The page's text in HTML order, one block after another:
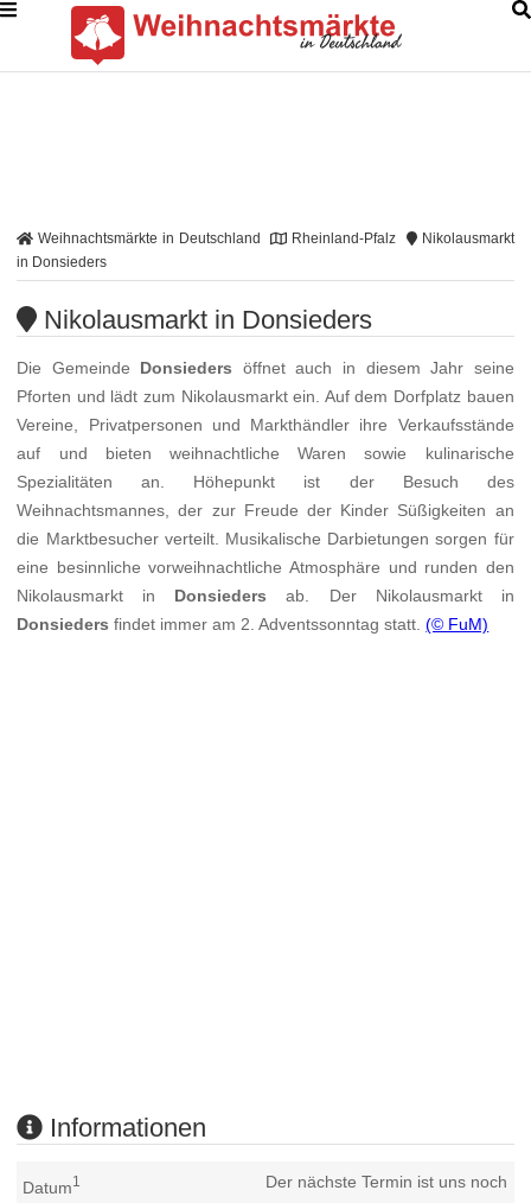
Weihnachtsmärkte in Deutschland Rheinland-Pfalz
Nikolausmarkt
in Donsieders
Nikolausmarkt in Donsieders
Die Gemeinde Donsieders öffnet auch in diesem Jahr seine
Pforten und lädt zum Nikolausmarkt ein. Auf dem Dorfplatz bauen
Vereine, Privatpersonen und Markthändler ihre Verkaufsstände
auf und bieten weihnachtliche Waren sowie kulinarische
Spezialitäten an. Höhepunkt ist der Besuch des
Weihnachtsmannes, der zur Freude der Kinder Süßigkeiten an
die Marktbesucher verteilt. Musikalische Darbietungen sorgen für
eine besinnliche vorweihnachtliche Atmosphäre und runden den
Nikolausmarkt in Donsieders ab. Der Nikolausmarkt in
Donsieders findet immer am 2. Adventssonntag statt.(© FuM)
Informationen
Datum1
Der nächste Termin ist uns noch